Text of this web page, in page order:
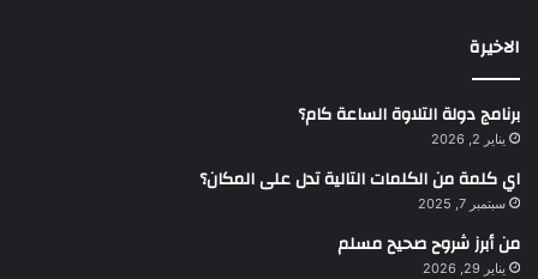
الاخيرة
برنامج دولة التلاوة الساعة كام؟
يناير 2, 2026
اي كلمة من الكلمات التالية تدل على المكان؟
سبتمبر 7, 2025
من أبرز شروح صحيح مسلم
يناير 29, 2026